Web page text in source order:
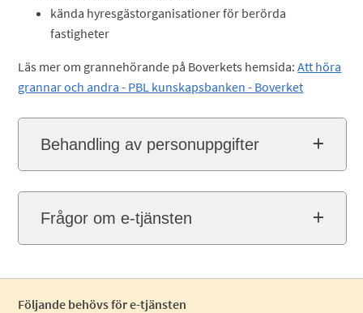
kända hyresgästorganisationer för berörda
fastigheter
Läs mer om grannehörande på Boverkets hemsida:Att höra
grannar och andra - PBL kunskapsbanken - Boverket
Behandling av personuppgifter
Frågor om e-tjänsten
Följande behövs för e-tjänsten